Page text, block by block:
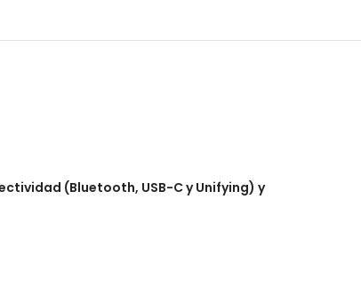
(Bluetooth, USB-C y Unifying) y